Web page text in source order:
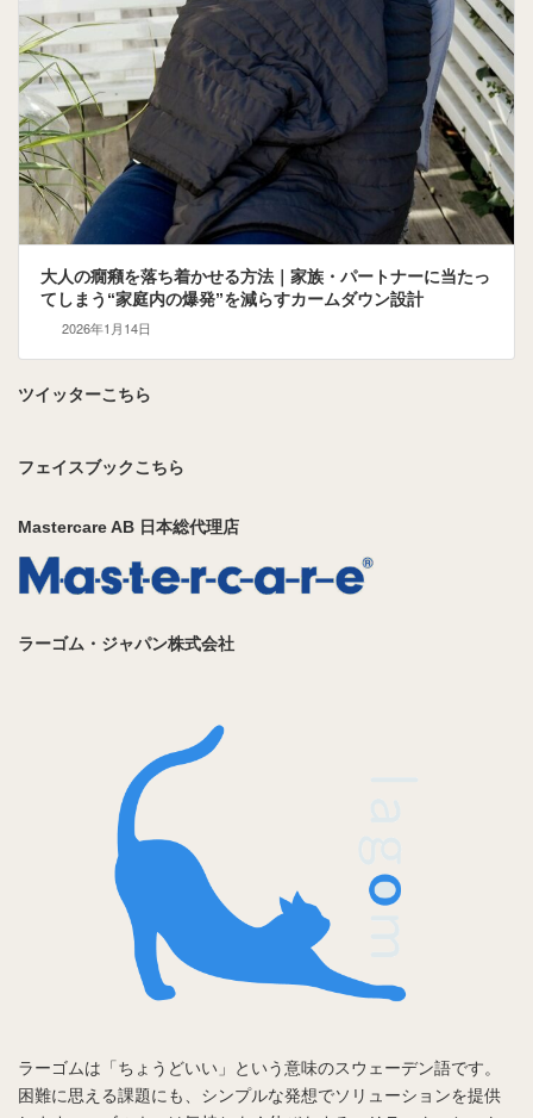
大人の癇癪を落ち着かせる方法｜家族・パートナーに当たっ
てしまう“家庭内の爆発”を減らすカームダウン設計
2026年1月14日
ツイッターこちら
フェイスブックこちら
Mastercare AB 日本総代理店
ラーゴム・ジャパン株式会社
ラーゴムは「ちょうどいい」という意味のスウェーデン語です。
困難に思える課題にも、シンプルな発想でソリューションを提供